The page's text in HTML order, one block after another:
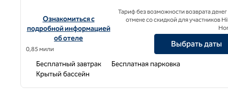
Посмотреть информацию об отеле Hampton Inn White
Ознакомиться с
подробной информацией
об отеле
0,85 мили
Тариф без возможности возврата
отмене со скидкой для участников
Выбрать даты
Бесплатный завтрак
Бесплатная парковка
Крытый бассейн